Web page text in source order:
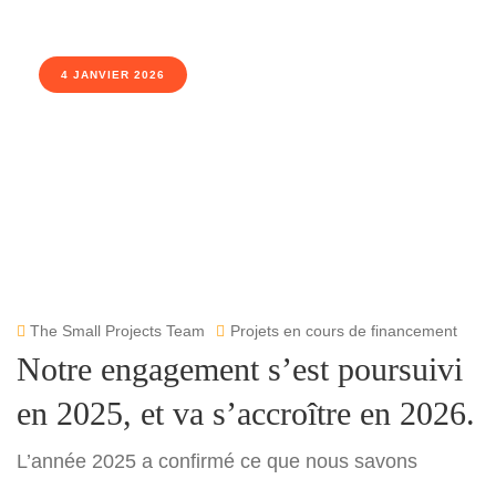
4 JANVIER 2026
The Small Projects Team Projets en cours de financement
Notre engagement s’est poursuivi
en 2025, et va s’accroître en 2026.
L’année 2025 a confirmé ce que nous savons